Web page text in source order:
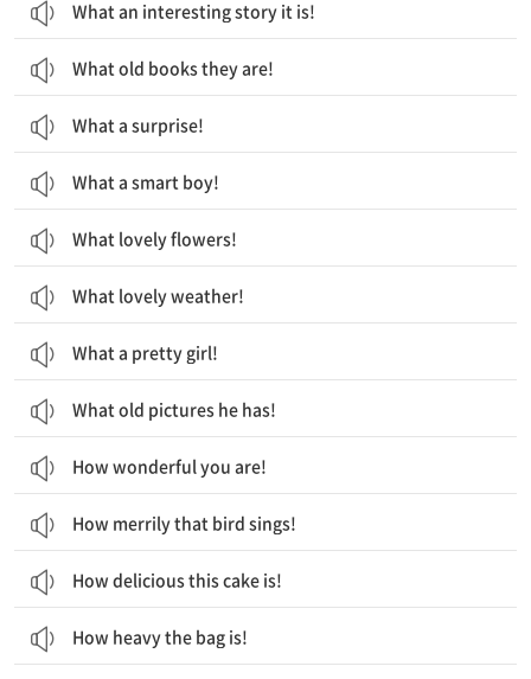
What an interesting story it is!
What old books they are!
What a surprise!
What a smart boy!
What lovely flowers!
What lovely weather!
What a pretty girl!
What old pictures he has!
How wonderful you are!
How merrily that bird sings!
How delicious this cake is!
How heavy the bag is!